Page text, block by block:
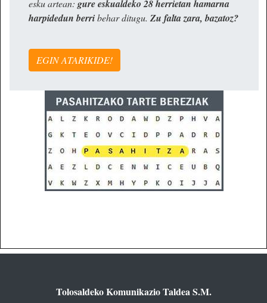
esku artean: gure eskualdeko 28 herrietan hamarna
harpidedun berribehar ditugu. Zu falta zara, bazatoz?
EGIN ATARIKIDE!
Tolosaldeko Komunikazio Taldea S.M.